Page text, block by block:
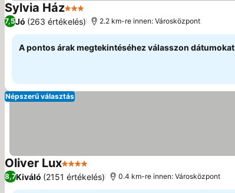
Sylvia Ház3 Kategória
7,5Jó (263 értékelés) 2.2 km-re innen: Városközpont
A pontos árak megtekintéséhez válasszon dátumokat
Népszerű választás
Oliver Lux4 Kategória
8,7Kiváló (2151 értékelés) 0.4 km-re innen: Városközpont